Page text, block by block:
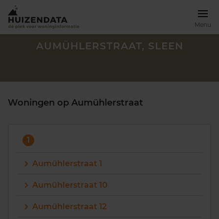
Menu
AUMÜHLERSTRAAT, SLEEN
Woningen op Aumühlerstraat
1
Aumühlerstraat 1
Aumühlerstraat 10
Aumühlerstraat 12